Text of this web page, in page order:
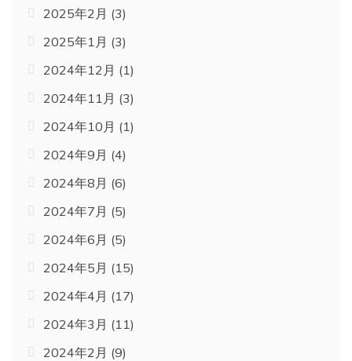
2025年2月 (3)
2025年1月 (3)
2024年12月 (1)
2024年11月 (3)
2024年10月 (1)
2024年9月 (4)
2024年8月 (6)
2024年7月 (5)
2024年6月 (5)
2024年5月 (15)
2024年4月 (17)
2024年3月 (11)
2024年2月 (9)